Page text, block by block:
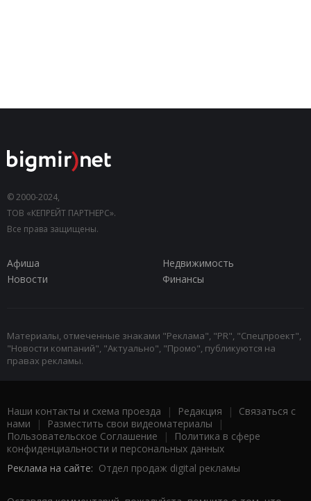
© 2000-2024,
ТОВ «КЕПРЕЙТ ПАРТНЕРС».
Все права защищены.
Афиша
Недвижимость
Новости
Финансы
Материалы, отмеченные знаками "Реклама", "PR", "Спецпроект",
"Новости компаний", "Актуально", "Промо", публикуются на
правах рекламы.
Наши контакты и схема проезда | Редакция | Связаться с
нами | Разместить свои видеоматериалы |
Пользовательское Соглашение |
Политика в сфере
конфиденциальности и персональных данных
Реклама на сайте: Отдел продаж digital рекламы